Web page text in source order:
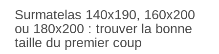
Surmatelas 140x190, 160x200
ou 180x200 : trouver la bonne
taille du premier coup